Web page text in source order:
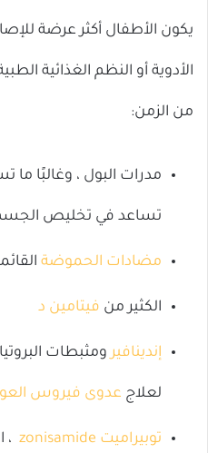
يكون الأطفال أكثر عرضة
الأدوية أو النظم الغذائية
من الزمن:
مدرات البول ، وغالبًا ما
تساعد في تخليص
مضادات الحموضة
الكثير من فيتامين د
إندينافير ومثبطات
لعلاج عدوى فيروس
توبيراميت zonisamide ،